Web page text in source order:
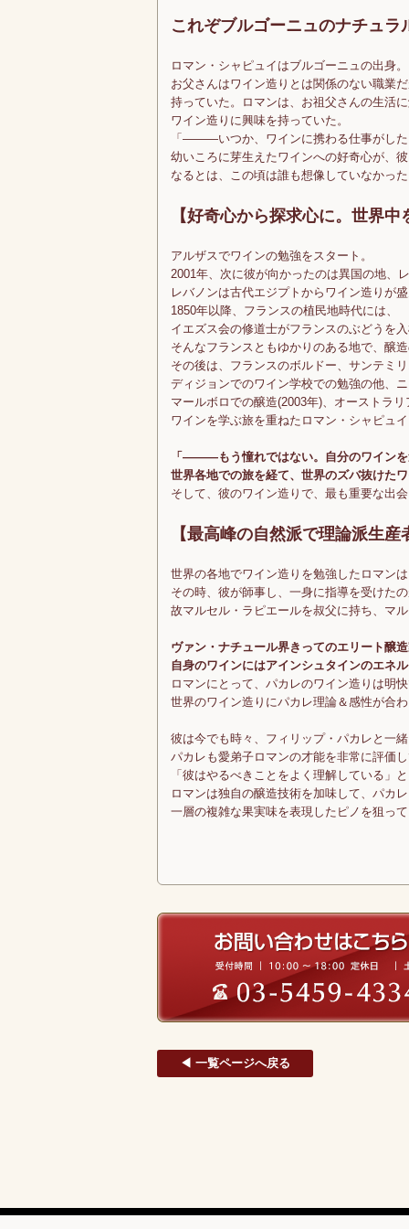
これぞブルゴーニュのナチュラ
ロマン・シャピュイはブルゴーニュの出身。
お父さんはワイン造りとは関係のない職業
持っていた。ロマンは、お祖父さんの生活
ワイン造りに興味を持っていた。
「―――いつか、ワインに携わる仕事がし
幼いころに芽生えたワインへの好奇心が、
なるとは、この頃は誰も想像していなかっ
【好奇心から探求心に。世界
アルザスでワインの勉強をスタート。
2001年、次に彼が向かったのは異国の地、
レバノンは古代エジプトからワイン造りが
1850年以降、フランスの植民地時代には、
イエズス会の修道士がフランスのぶどうを
そんなフランスともゆかりのある地で、醸
その後は、フランスのボルドー、サンテミ
ディジョンでのワイン学校での勉強の他、
マールボロでの醸造(2003年)、オーストラ
ワインを学ぶ旅を重ねたロマン・シャピュ
「―――もう憧れではない。自分のワイン
世界各地での旅を経て、世界のズバ抜けた
そして、彼のワイン造りで、最も重要な出
【最高峰の自然派で理論派生
世界の各地でワイン造りを勉強したロマン
その時、彼が師事し、一身に指導を受けた
故マルセル・ラピエールを叔父に持ち、マ
ヴァン・ナチュール界きってのエリート醸
自身のワインにはアインシュタインのエネ
ロマンにとって、パカレのワイン造りは明
世界のワイン造りにパカレ理論＆感性が合
彼は今でも時々、フィリップ・パカレと一
パカレも愛弟子ロマンの才能を非常に評価
「彼はやるべきことをよく理解している」
ロマンは独自の醸造技術を加味して、パカ
一層の複雑な果実味を表現したピノを狙っ
◀ 一覧ページへ戻る